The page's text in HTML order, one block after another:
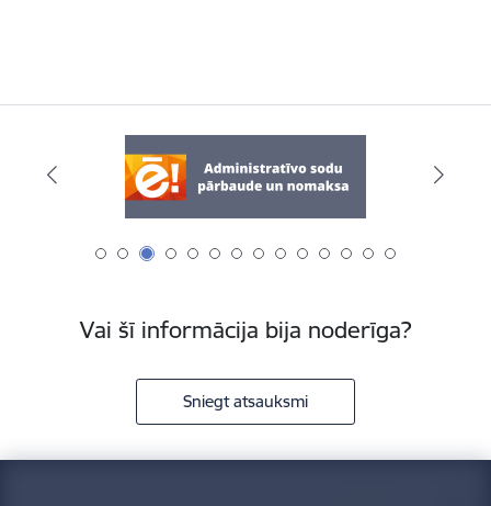
Vai šī informācija bija noderīga?
Sniegt atsauksmi